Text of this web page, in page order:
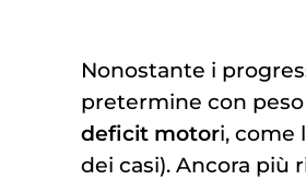
Nonostante i
pretermine con
deficit motori, come
dei casi). Ancora più